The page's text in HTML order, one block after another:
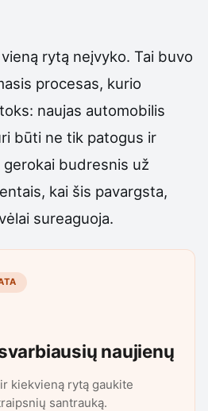
rytą neįvyko. Tai buvo
procesas, kurio
naujas automobilis
būti ne tik patogus ir
budresnis už
kai šis pavargsta,
sureaguoja.
naujienų
kiekvieną rytą gaukite
santrauką.